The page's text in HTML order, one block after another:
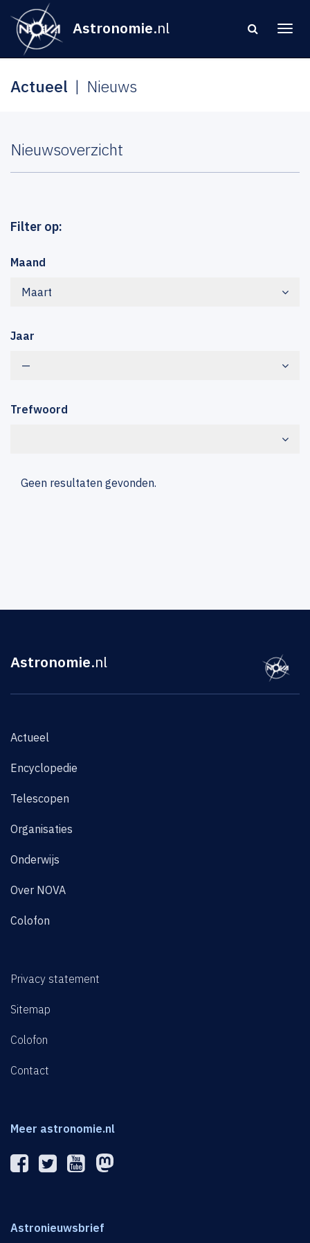
Astronomie.nl
Actueel Nieuws
Nieuwsoverzicht
Filter op:
Maand
Maart
Jaar
—
Trefwoord
Geen resultaten gevonden.
Astronomie.nl
Actueel
Encyclopedie
Telescopen
Organisaties
Onderwijs
Over NOVA
Colofon
Privacy statement
Sitemap
Colofon
Contact
Meer astronomie.nl
Astronieuwsbrief